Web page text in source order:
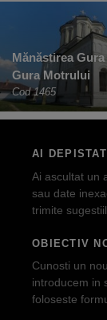
Mănăstirea
Gura Motrului
Cod 1465
AI
Ai ascultat un
sau date
trimite
OBIECTIV
Cunosti un
introducem in
foloseste